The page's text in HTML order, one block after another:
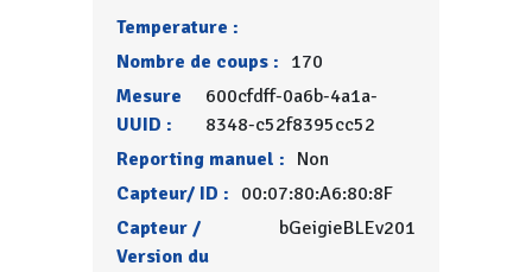
Temperature :
Nombre de coups : 170
Mesure
UUID :
600cfdff-0a6b-4a1a-
8348-c52f8395cc52
Reporting manuel : Non
Capteur/ ID : 00:07:80:A6:80:8F
Capteur /
Version du
bGeigieBLEv201